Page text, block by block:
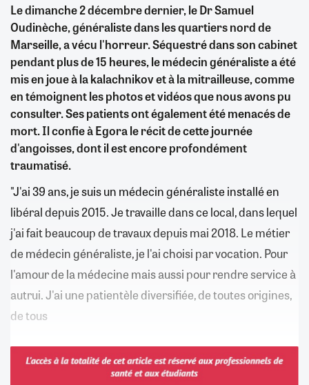
Le dimanche 2 décembre dernier, le Dr Samuel
Oudinèche, généraliste dans les quartiers nord de
Marseille, a vécu l'horreur. Séquestré dans son cabinet
pendant plus de 15 heures, le médecin généraliste a été
mis en joue à la kalachnikov et à la mitrailleuse, comme
en témoignent les photos et vidéos que nous avons pu
consulter. Ses patients ont également été menacés de
mort. Il confie à Egora le récit de cette journée
d'angoisses, dont il est encore profondément
traumatisé.
"J'ai 39 ans, je suis un médecin généraliste installé en
libéral depuis 2015. Je travaille dans ce local, dans lequel
j'ai fait beaucoup de travaux depuis mai 2018. Le métier
de médecin généraliste, je l'ai choisi par vocation. Pour
l'amour de la médecine mais aussi pour rendre service à
autrui. J'ai une patientèle diversifiée, de toutes origines,
de tous